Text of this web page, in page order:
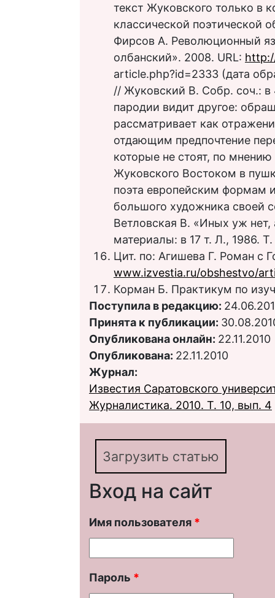
текст Жуковского только в
классической поэтической
Фирсов А. Революционный
олбанский». 2008. URL:
article.php?id=2333 (дата
// Жуковский В. Собр. соч.: в
пародии видит другое:
рассматривает как
отдающим предпочтение
которые не стоят, по
Жуковского Востоком в
поэта европейским формам
большого художника своей
Ветловская В. «Иных уж
материалы: в 17 т. Л., 1986.
Цит. по: Агишева Г. Роман с
www.izvestia.ru/obshestvo/
Корман Б. Практикум по
Поступила в редакцию:
Принята к публикации:
Опубликована онлайн: 22.11.2010
Опубликована: 22.11.2010
Журнал:
Известия Саратовского
Журналистика. 2010. Т. 10, вып. 4
Загрузить статью
Вход на сайт
Имя пользователя *
Пароль *